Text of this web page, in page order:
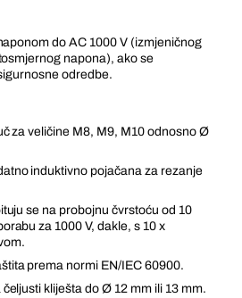
do AC 1000 V (izmjeničnog
napona), ako se
odredbe.
za veličine M8, M9, M10 odnosno Ø
induktivno pojačana za rezanje
se na probojnu čvrstoću od 10
za 1000 V, dakle, s 10 x
prema normi EN/IEC 60900.
kliješta do Ø 12 mm ili 13 mm.